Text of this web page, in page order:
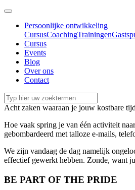
Persoonlijke ontwikkeling
CursusCoachingTrainingen
Cursus
Events
Blog
Over ons
Contact
Acht zaken waaraan je jouw kostbare
Hoe vaak spring je van één activiteit
gebombardeerd met talloze e-mails,
We zijn vandaag de dag namelijk
effectief gewerkt hebben. Zonde, want
BE PART OF THE PRIDE